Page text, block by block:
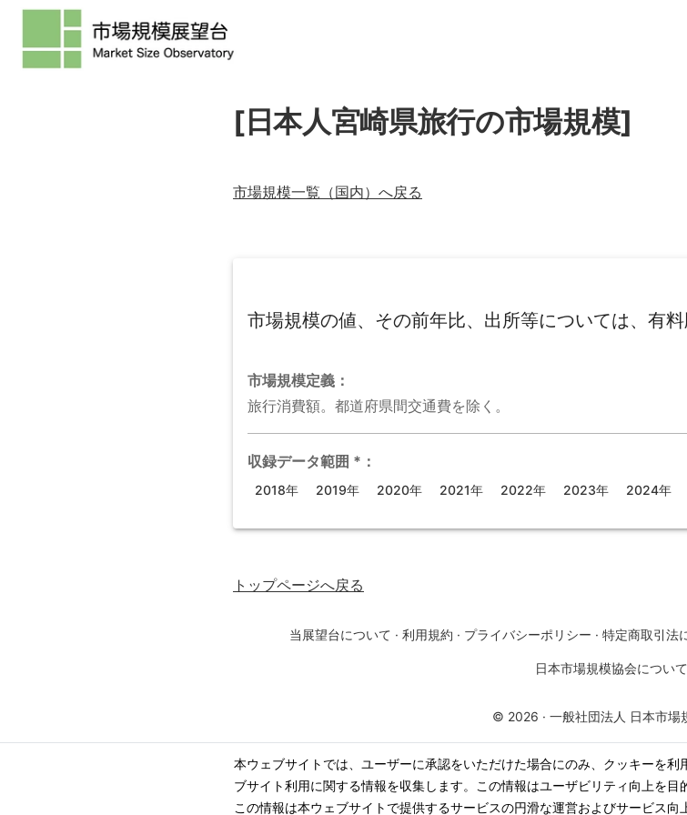
本ウェブサイトでは、ユーザーに承認をいただけた場合にのみ、クッキーを
ブサイト利用に関する情報を収集します。この情報はユーザビリティ向上を目
この情報は本ウェブサイトで提供するサービスの円滑な運営およびサービス向
[日本人宮崎県旅行の市場規模]
市場規模一覧（国内）へ戻る
市場規模の値、その前年比、出所等については、有料
市場規模定義：
旅行消費額。都道府県間交通費を除く。
収録データ範囲 * ：
2018年 2019年 2020年 2021年 2022年 2023年 2024年
トップページへ戻る
当展望台について · 利用規約 · プライバシーポリシー · 特定商取引法
日本市場規模協会について
© 2026 · 一般社団法人 日本市場